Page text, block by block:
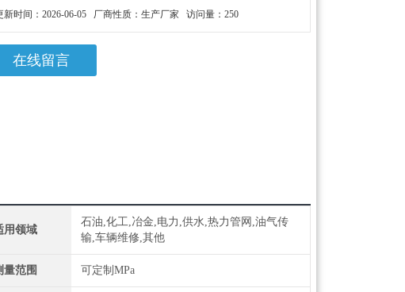
新时间：2026-06-05 厂商性质：生产厂家 访问量：250
在线留言
用领域
石油,化工,冶金,电力,供水,热力管网,油气传
输,车辆维修,其他
量范围 可定制MPa